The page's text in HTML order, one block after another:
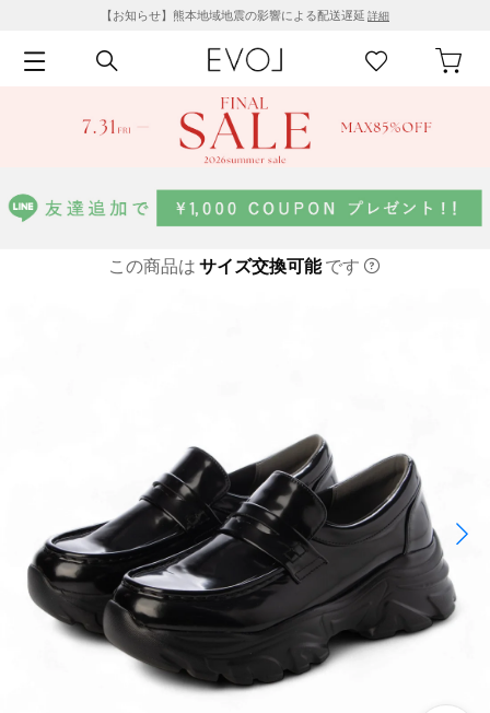
【お知らせ】熊本地域地震の影響による配送遅延 詳細
この商品は サイズ交換可能です